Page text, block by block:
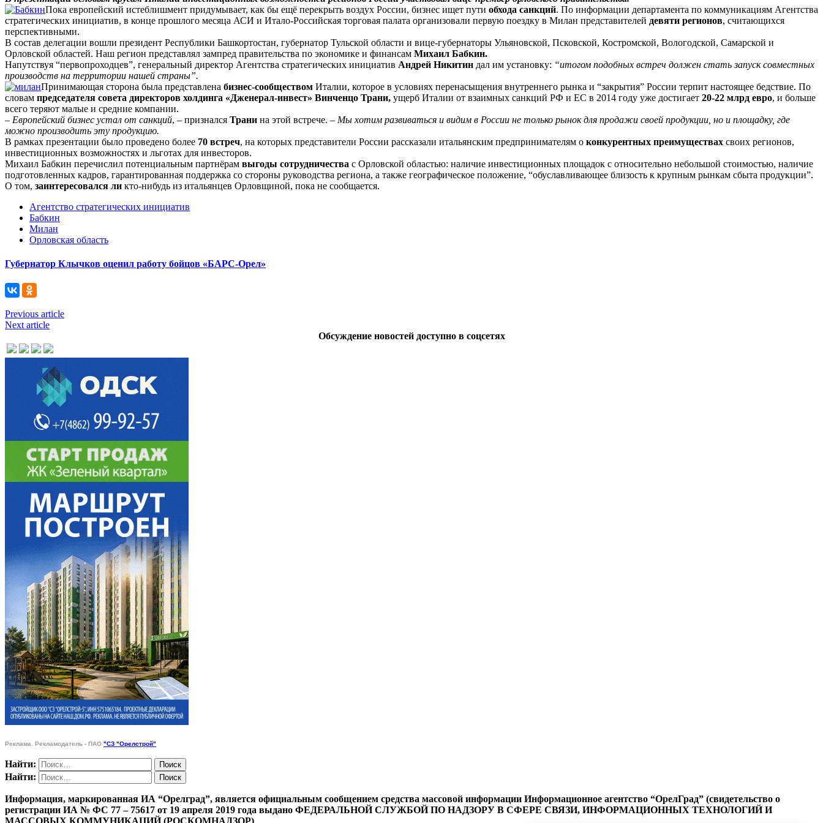
Пока европейский истеблишмент придумывает, как бы ещё перекрыть воздух России, бизнес ищет пути обхода санкций. По информации департамента по коммуникациям Агентства
стратегических инициатив, в конце прошлого месяца АСИ и Итало-Российская торговая палата организовали первую поездку в Милан представителей девяти регионов, считающихся
перспективными.
В состав делегации вошли президент Республики Башкортостан, губернатор Тульской области и вице-губернаторы Ульяновской, Псковской, Костромской, Вологодской, Самарской и
Орловской областей. Наш регион представлял зампред правительства по экономике и финансам Михаил Бабкин.
Напутствуя “первопроходцев”, генеральный директор Агентства стратегических инициатив Андрей Никитин дал им установку: “итогом подобных встреч должен стать запуск совместных
производств на территории нашей страны”.
Принимающая сторона была представлена бизнес-сообществом Италии, которое в условиях перенасыщения внутреннего рынка и “закрытия” России терпит настоящее бедствие. По
словам председателя совета директоров холдинга «Дженерал-инвест» Винченцо Трани, ущерб Италии от взаимных санкций РФ и ЕС в 2014 году уже достигает 20-22 млрд евро, и больше
всего теряют малые и средние компании.
– Европейский бизнес устал от санкций, – признался Трани на этой встрече. – Мы хотим развиваться и видим в России не только рынок для продажи своей продукции, но и площадку, где
можно производить эту продукцию.
В рамках презентации было проведено более 70 встреч, на которых представители России рассказали итальянским предпринимателям о конкурентных преимуществах своих регионов,
инвестиционных возможностях и льготах для инвесторов.
Михаил Бабкин перечислил потенциальным партнёрам выгоды сотрудничества с Орловской областью: наличие инвестиционных площадок с относительно небольшой стоимостью, наличие
подготовленных кадров, гарантированная поддержка со стороны руководства региона, а также географическое положение, “обуславливающее близость к крупным рынкам сбыта продукции”.
О том, заинтересовался ли кто-нибудь из итальянцев Орловщиной, пока не сообщается.
Агентство стратегических инициатив
Бабкин
Милан
Орловская область
Губернатор Клычков оценил работу бойцов «БАРС-Орел»
Previous article
Next article
Обсуждение новостей доступно в соцсетях
Реклама. Рекламодатель - ПАО "СЗ "Орелстрой"
Найти:
Найти:
Информация, маркированная ИА “Орелград”, является официальным сообщением средства массовой информации Информационное агентство “ОрелГрад” (свидетельство о
регистрации ИА № ФС 77 – 75617 от 19 апреля 2019 года выдано ФЕДЕРАЛЬНОЙ СЛУЖБОЙ ПО НАДЗОРУ В СФЕРЕ СВЯЗИ, ИНФОРМАЦИОННЫХ ТЕХНОЛОГИЙ И
МАССОВЫХ КОММУНИКАЦИЙ (РОСКОМНАДЗОР)